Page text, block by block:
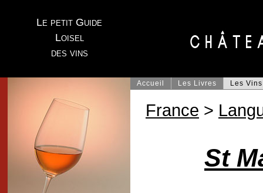
Le petit Guide
Loisel
des vins
Accueil Les Livres Les Vins
France >
St